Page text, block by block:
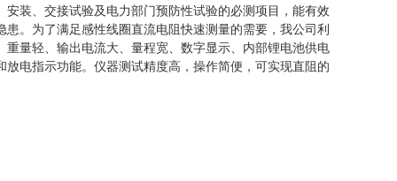
装、交接试验及电力部门预防性试验的必测项目，能有效
。为了满足感性线圈直流电阻快速测量的需要，我公司利
量轻、输出电流大、量程宽、数字显示、内部锂电池供电
电指示功能。仪器测试精度高，操作简便，可实现直阻的